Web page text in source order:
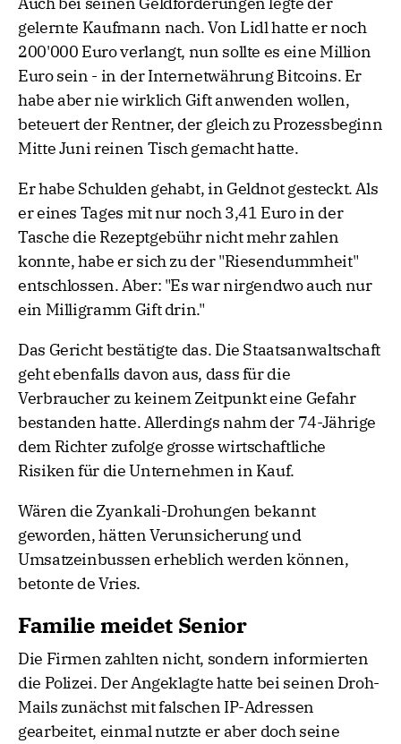
gelernte Kaufmann nach. Von Lidl hatte er noch
200'000 Euro verlangt, nun sollte es eine Million
Euro sein - in der Internetwährung Bitcoins. Er
habe aber nie wirklich Gift anwenden wollen,
beteuert der Rentner, der gleich zu Prozessbeginn
Mitte Juni reinen Tisch gemacht hatte.
Er habe Schulden gehabt, in Geldnot gesteckt. Als
er eines Tages mit nur noch 3,41 Euro in der
Tasche die Rezeptgebühr nicht mehr zahlen
konnte, habe er sich zu der "Riesendummheit"
entschlossen. Aber: "Es war nirgendwo auch nur
ein Milligramm Gift drin."
Das Gericht bestätigte das. Die Staatsanwaltschaft
geht ebenfalls davon aus, dass für die
Verbraucher zu keinem Zeitpunkt eine Gefahr
bestanden hatte. Allerdings nahm der 74-Jährige
dem Richter zufolge grosse wirtschaftliche
Risiken für die Unternehmen in Kauf.
Wären die Zyankali-Drohungen bekannt
geworden, hätten Verunsicherung und
Umsatzeinbussen erheblich werden können,
betonte de Vries.
Familie meidet Senior
Die Firmen zahlten nicht, sondern informierten
die Polizei. Der Angeklagte hatte bei seinen Droh-
Mails zunächst mit falschen IP-Adressen
gearbeitet, einmal nutzte er aber doch seine